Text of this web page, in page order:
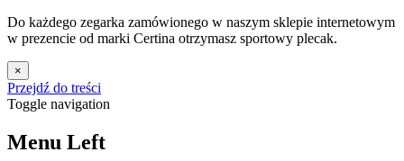
Do każdego zegarka zamówionego w naszym sklepie internetowym
w prezencie od marki Certina otrzymasz sportowy plecak.
×
Przejdź do treści
Toggle navigation
Menu Left